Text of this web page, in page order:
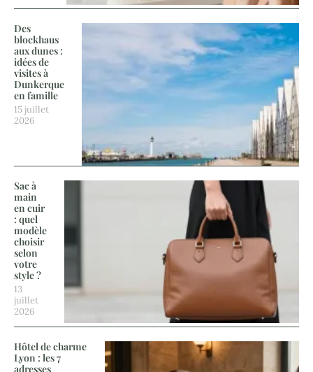
Des
blockhaus
aux dunes :
idées de
visites à
Dunkerque
en famille
15 juillet
2026
Sac à
main
en cuir
: quel
modèle
choisir
selon
votre
style ?
13
juillet
2026
Hôtel de charme
Lyon : les 7
adresses